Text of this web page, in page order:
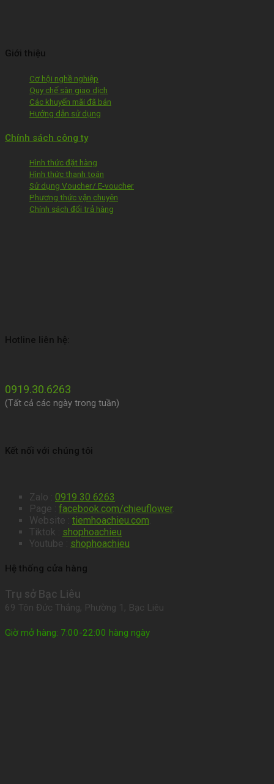
Giới thiệu
Cơ hội nghề nghiệp
Quy chế sàn giao dịch
Các khuyến mãi đã bán
Hướng dẫn sử dụng
Chính sách công ty
Hình thức đặt hàng
Hình thức thanh toán
Sử dụng Voucher/ E-voucher
Phương thức vận chuyên
Chính sách đổi trả hàng
Hotline liên hệ:
0919.30.6263
(Tất cả các ngày trong tuần)
Kết nối với chúng tôi
Zalo : 0919 30 6263.
Page : facebook.com/chieuflower.
Website : tiemhoachieu.com.
Tiktok : shophoachieu
Youtube : shophoachieu
Hệ thống cửa hàng
Trụ sở Bạc Liêu
69 Tôn Đức Thắng, Phường 1, Bạc Liêu
Giờ mở hàng: 7:00-22:00 hàng ngày